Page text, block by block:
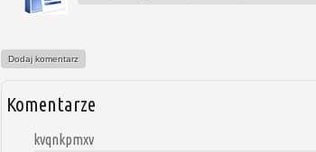
Dodaj komentarz
Komentarze
kvqnkpmxv